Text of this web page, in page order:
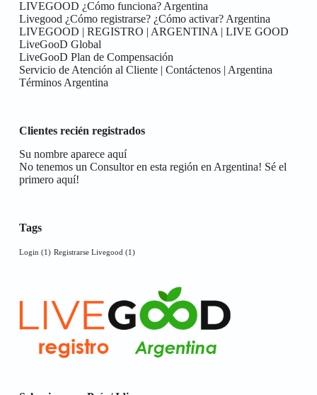
LIVEGOOD ¿Cómo funciona? Argentina
Livegood ¿Cómo registrarse? ¿Cómo activar? Argentina
LIVEGOOD | REGISTRO | ARGENTINA | LIVE GOOD
LiveGooD Global
LiveGooD Plan de Compensación
Servicio de Atención al Cliente | Contáctenos | Argentina
Términos Argentina
Clientes recién registrados
Su nombre aparece aquí
No tenemos un Consultor en esta región en Argentina! Sé el
primero aquí!
Tags
Login (1) Registrarse Livegood (1)